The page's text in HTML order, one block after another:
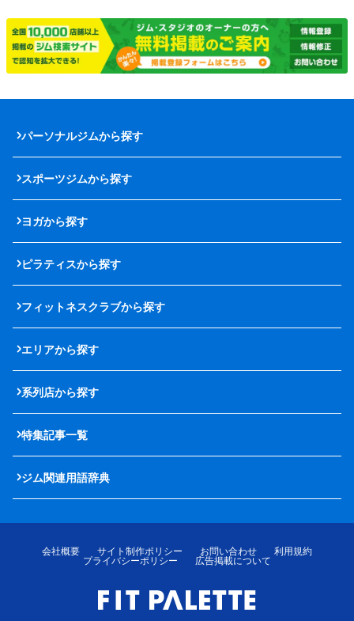
パーソナルジムから探す
スポーツジムから探す
ヨガから探す
ピラティスから探す
フィットネスクラブから探す
エリアから探す
系列店から探す
特集記事一覧
ジム関連用語辞典
会社概要 サイト制作ポリシー お問い合わせ
利用規約
プライバシーポリシー
広告掲載について